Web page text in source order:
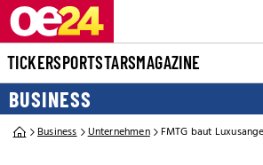
TICKERSPORTSTARSMAGAZINE
BUSINESS
Business Unternehmen FMTG baut